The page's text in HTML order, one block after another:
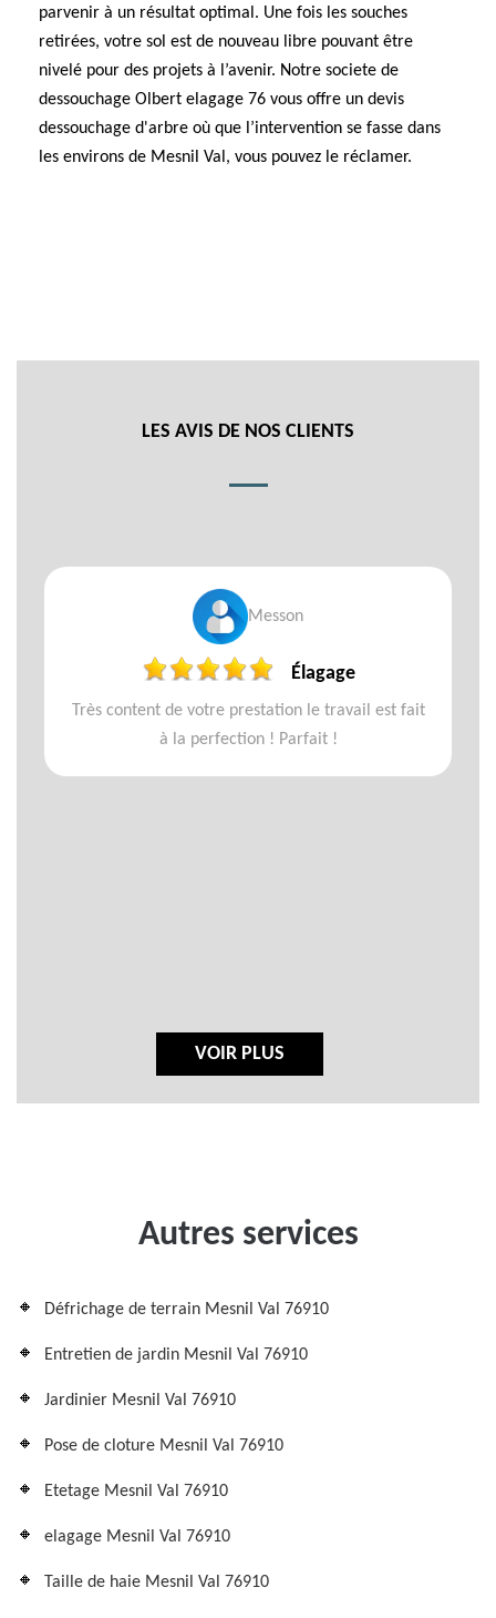
parvenir à un résultat optimal. Une fois les souches
retirées, votre sol est de nouveau libre pouvant être
nivelé pour des projets à l’avenir. Notre societe de
dessouchage Olbert elagage 76 vous offre un devis
dessouchage d'arbre où que l’intervention se fasse dans
les environs de Mesnil Val, vous pouvez le réclamer.
LES AVIS DE NOS CLIENTS
Messon
Élagage
Très content de votre prestation le travail est fait
à la perfection ! Parfait !
VOIR PLUS
Autres services
Défrichage de terrain Mesnil Val 76910
Entretien de jardin Mesnil Val 76910
Jardinier Mesnil Val 76910
Pose de cloture Mesnil Val 76910
Etetage Mesnil Val 76910
elagage Mesnil Val 76910
Taille de haie Mesnil Val 76910